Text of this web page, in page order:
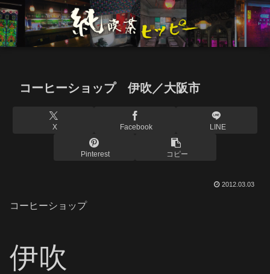
コーヒーショップ 伊吹／大阪市
X Facebook LINE
Pinterest コピー
2012.03.03
コーヒーショップ
伊吹